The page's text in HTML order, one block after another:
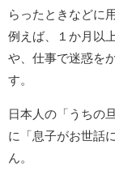
らったときなどに
例えば、１か月以
や、仕事で迷惑を
す。
日本人の「うちの
に「息子がお世話
ん。